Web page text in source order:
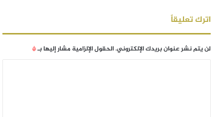
اترك تعليقاً
لن يتم نشر عنوان بريدك الإلكتروني.الحقول الإلزامية مشار إليها بـ*